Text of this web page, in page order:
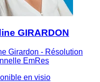
GIRARDON
Girardon - Résolution
EmRes
en visio